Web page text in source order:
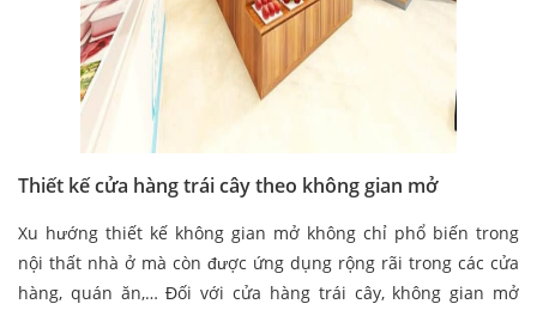
Thiết kế cửa hàng trái cây theo không gian mở
Xu hướng thiết kế không gian mở không chỉ phổ biến trong
nội thất nhà ở mà còn được ứng dụng rộng rãi trong các cửa
hàng, quán ăn,… Đối với cửa hàng trái cây, không gian mở